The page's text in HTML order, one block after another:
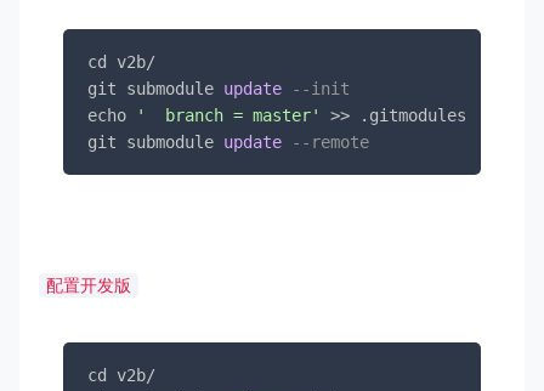
cd v2b/
git submodule update
--init
echo
'  branch = master' >> .gitmodules
git submodule update --remote
配置开发版
cd v2b/